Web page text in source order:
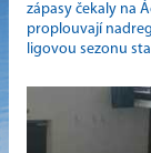
zápasy čekaly na
proplouvají
ligovou sezonu